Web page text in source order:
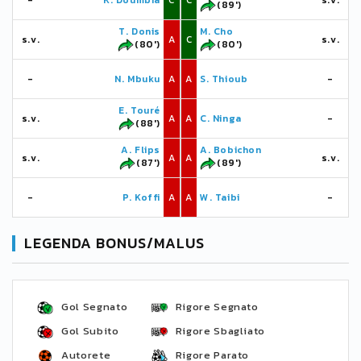
s.v.
T. Donis
(80')
A
- N. Mbuku A
s.v.
E. Touré
(88')
A
s.v.
A. Flips
(87')
A
- P. Koffi A
(89')
C
M. Cho
(80')
s.v.
A S. Thioub -
A C. Ninga -
A
A. Bobichon
(89')
s.v.
A W. Taibi -
LEGENDA BONUS/MALUS
Gol Segnato
Gol Subito
Autorete
Rigore Segnato
Rigore Sbagliato
Rigore Parato